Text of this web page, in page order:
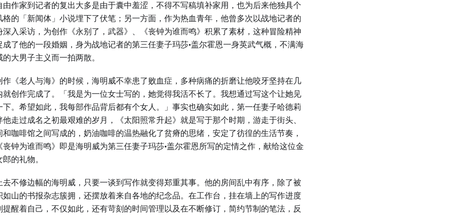
由作家到记者的复出大多是由于囊中羞涩，不得不写稿填补家用，也为后来他独具个
格的「新闻体」小说埋下了伏笔；另一方面，作为热血青年，他曾多次以战地记者的
深入采访，为创作《永别了，武器》、《丧钟为谁而鸣》积累了素材，这种冒险精神
成了他的一段婚姻，身为战地记者的第三任妻子玛莎·盖尔霍恩一身英武气概，不满海
的大男子主义而一拍两散。
作《老人与海》的时候，海明威不幸患了败血症，多种病痛的折磨让他咬牙坚持在几
就创作完成了。「我是为一位女士写的，她觉得我活不长了。我想通过写这个让她见
下。希望如此，我每部作品背后都有个女人。」事实也确实如此，第一任妻子哈德莉
他走过成名之初最艰难的岁月，《太阳照常升起》就是写于那个时期，游走于街头、
和咖啡馆之间写成的，奶油咖啡的温热融化了贫瘠的思绪，安定了彷徨的生活节奏，
丧钟为谁而鸣》即是海明威为第三任妻子玛莎·盖尔霍恩所写的定情之作，献给这位金
的礼物。
去不修边幅的海明威，只要一谈到写作就变得郑重其事。他的房间乱中有序，除了被
如山的书报杂志簇拥，还摆放着来自各地的纪念品。在工作台，挂在墙上的写作进度
提醒着自己，不仅如此，还有苛刻的时间管理以及在不断修订，简约节制的笔法，反